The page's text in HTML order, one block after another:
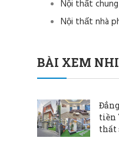
Nội thất
Nội thất nhà
BÀI XEM
tiền
thất